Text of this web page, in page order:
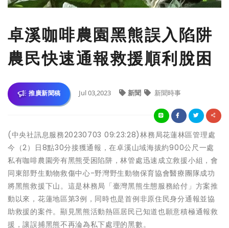
卓溪咖啡農園黑熊誤入陷阱
農民快速通報救援順利脫困
推廣新聞稿 Jul 03,2023 新聞 新聞時事
(中央社訊息服務20230703 09:23:28)林務局花蓮林區管理處
今（2）日8點30分接獲通報，在卓溪山域海拔約900公尺一處
私有咖啡農園旁有黑熊受困陷阱，林管處迅速成立救援小組，會
同東部野生動物救傷中心-野灣野生動物保育協會醫療團隊成功
將黑熊救援下山。這是林務局「臺灣黑熊生態服務給付」方案推
動以來，花蓮地區第3例，同時也是首例非原住民身分通報並協
助救援的案件。顯見黑熊活動熱區居民已知道也願意積極通報救
援，讓誤捕黑熊不再淪為私下處理的黑數。